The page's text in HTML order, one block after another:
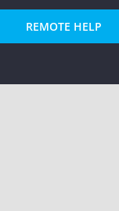
REMOTE HELP